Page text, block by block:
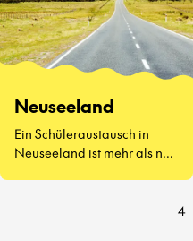
Neuseeland
Ein Schüleraustausch in
Neuseeland ist mehr als nur
4